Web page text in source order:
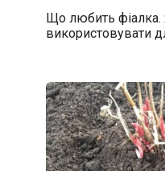
Що любить
використовувати